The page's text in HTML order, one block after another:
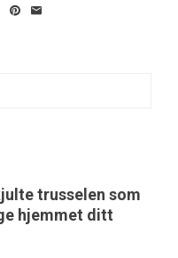
trusselen som
hjemmet ditt